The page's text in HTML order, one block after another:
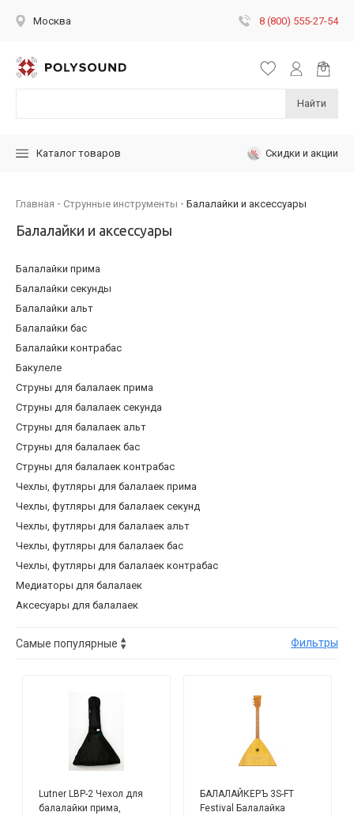
Москва 8 (800) 555-27-54
Найти
Каталог товаров Скидки и акции
Главная Струнные инструменты Балалайки и аксессуары
Балалайки и аксессуары
Балалайки прима
Балалайки секунды
Балалайки альт
Балалайки бас
Балалайки контрабас
Бакулеле
Струны для балалаек прима
Струны для балалаек секунда
Струны для балалаек альт
Струны для балалаек бас
Струны для балалаек контрабас
Чехлы, футляры для балалаек прима
Чехлы, футляры для балалаек секунд
Чехлы, футляры для балалаек альт
Чехлы, футляры для балалаек бас
Чехлы, футляры для балалаек контрабас
Медиаторы для балалаек
Аксесуары для балалаек
Фильтры
Lutner LBP-2 Чехол для
балалайки прима,
БАЛАЛАЙКЕРЪ 3S-FT
Festival Балалайка